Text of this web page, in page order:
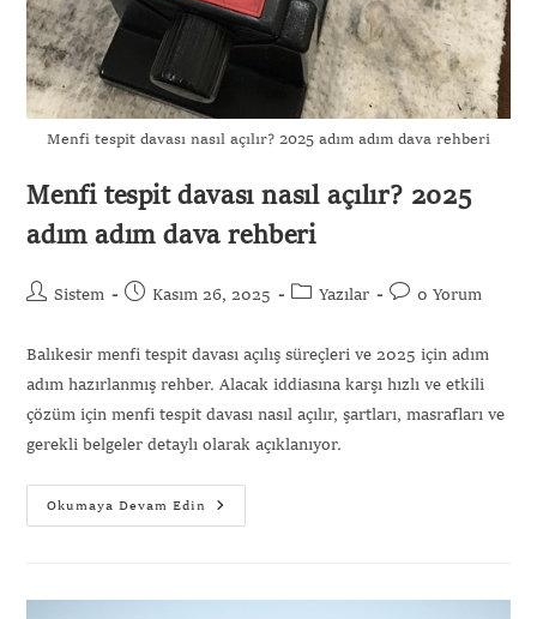
Menfi tespit davası nasıl açılır? 2025 adım adım dava rehberi
Menfi tespit davası nasıl açılır? 2025
adım adım dava rehberi
Sistem Kasım 26, 2025 Yazılar 0 Yorum
Balıkesir menfi tespit davası açılış süreçleri ve 2025 için adım
adım hazırlanmış rehber. Alacak iddiasına karşı hızlı ve etkili
çözüm için menfi tespit davası nasıl açılır, şartları, masrafları ve
gerekli belgeler detaylı olarak açıklanıyor.
Okumaya Devam Edin